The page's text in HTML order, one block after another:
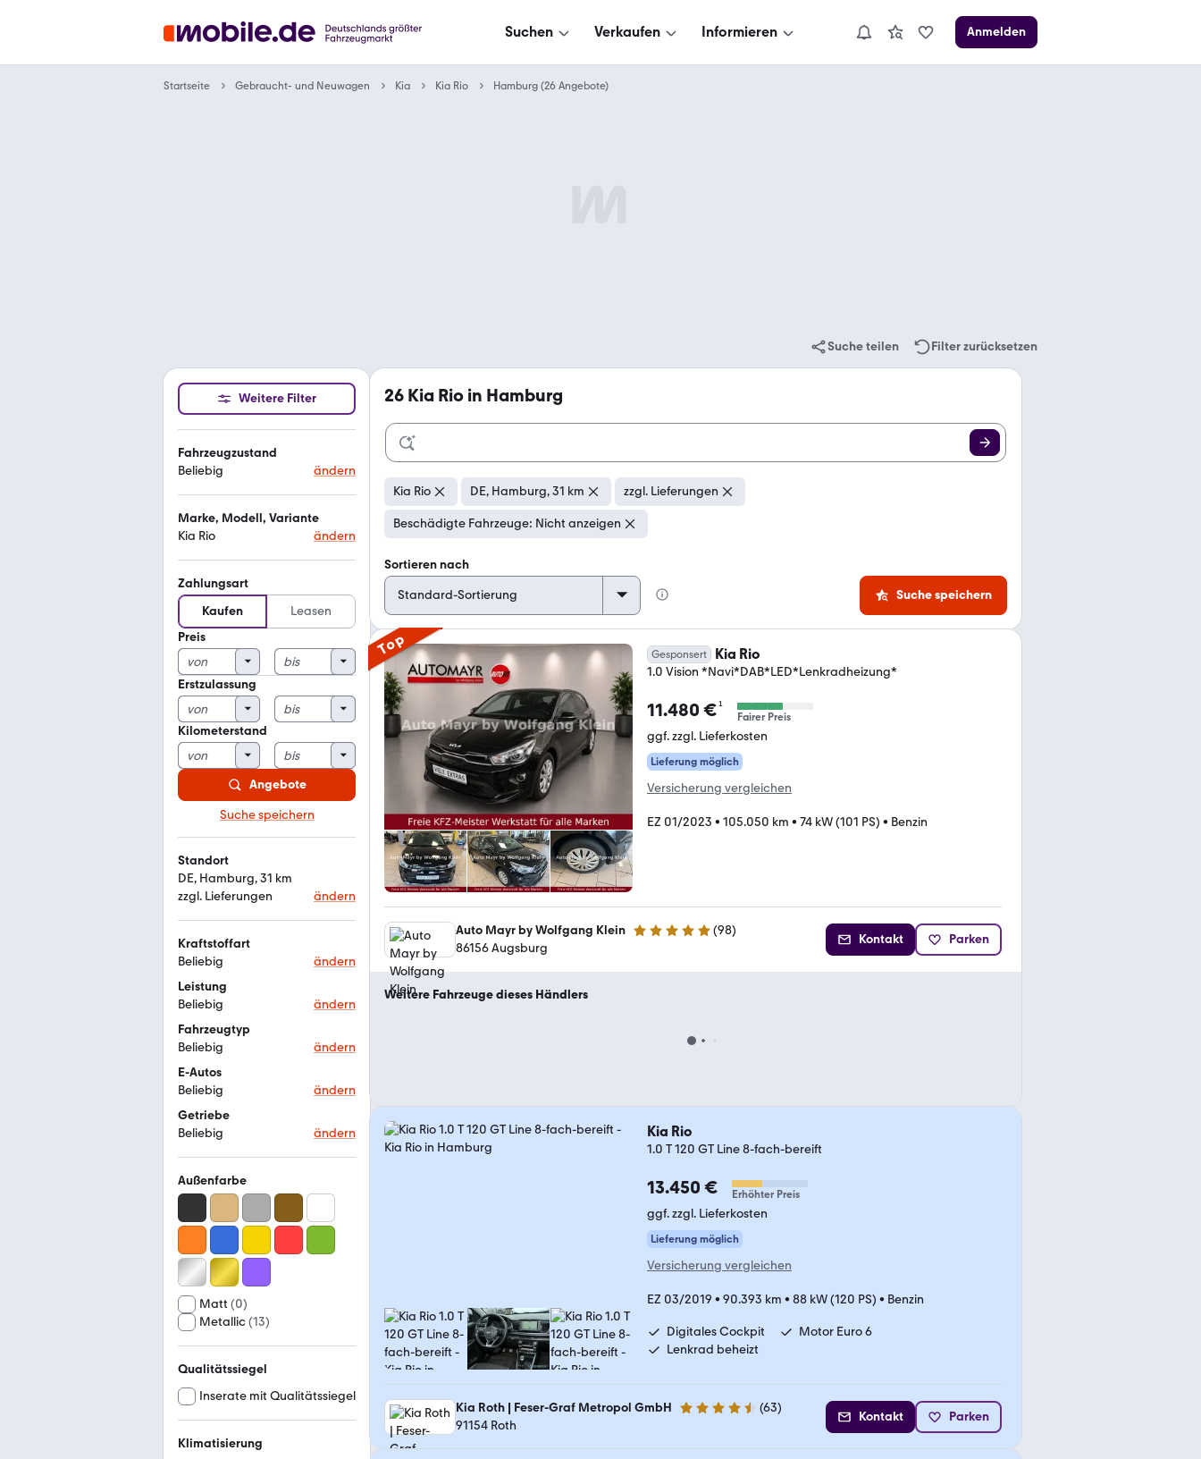
Suchen Verkaufen Informieren Anmelden
Startseite Gebraucht- und Neuwagen Kia Kia Rio Hamburg (26 Angebote)
Suche teilen Filter zurücksetzen
Weitere Filter
Fahrzeugzustand
Beliebig
ändern
Marke, Modell, Variante
Kia Rio
ändern
Zahlungsart
Kaufen
Leasen
Preis
Erstzulassung
Kilometerstand
Angebote
Suche speichern
Standort
DE, Hamburg, 31 km
zzgl. Lieferungen
ändern
Kraftstoffart
Beliebig
ändern
Leistung
Beliebig
ändern
Fahrzeugtyp
Beliebig
ändern
E-Autos
Beliebig
ändern
Getriebe
Beliebig
ändern
Außenfarbe
Matt (0)
Metallic(13)
Qualitätssiegel
Inserate mit Qualitätssiegel
Klimatisierung
26 Kia Rio in Hamburg
Kia Rio DE, Hamburg, 31 km zzgl. Lieferungen
Beschädigte Fahrzeuge: Nicht anzeigen
Sortieren nach
Suche speichern
Top Gesponsert Kia Rio
1.0 Vision *Navi*DAB*LED*Lenkradheizung*
11.480 €¹
Fairer Preis
ggf. zzgl. Lieferkosten
Lieferung möglich
Versicherung vergleichen
EZ 01/2023 • 105.050 km • 74 kW (101 PS) • Benzin
Auto Mayr by Wolfgang Klein 4.9 Sterne (98)
86156 Augsburg
Kontakt Parken
Weitere Fahrzeuge dieses Händlers
Kia Rio
1.0 T 120 GT Line 8-fach-bereift
13.450 € Erhöhter Preis
ggf. zzgl. Lieferkosten
Lieferung möglich
Versicherung vergleichen
EZ 03/2019 • 90.393 km • 88 kW (120 PS) • Benzin
Digitales Cockpit
Motor Euro 6
Lenkrad beheizt
Kia Roth | Feser-Graf Metropol GmbH 4.6 Sterne (63)
91154 Roth
Kontakt Parken